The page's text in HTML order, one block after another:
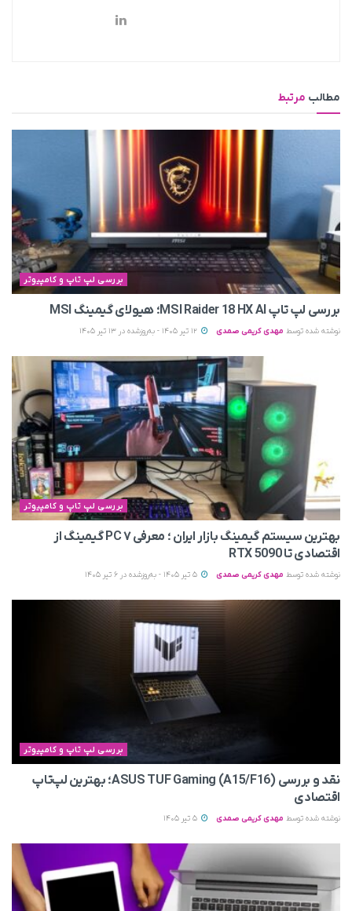
مطالب مرتبط
بررسی لپ تاپ و کامپیوتر
بررسی لپ تاپ MSI Raider 18 HX AI؛ هیولای گیمینگ MSI
نوشته شده توسط مهدی کریمی صمدی
بررسی لپ تاپ و کامپیوتر
بهترین سیستم گیمینگ بازار ایران ؛ معرفی ۷ PC گیمینگ از
اقتصادی تا RTX 5090
نوشته شده توسط مهدی کریمی صمدی
بررسی لپ تاپ و کامپیوتر
نقد و بررسی ASUS TUF Gaming (A15/F16)؛ بهترین لپ‌تاپ
اقتصادی
نوشته شده توسط مهدی کریمی صمدی